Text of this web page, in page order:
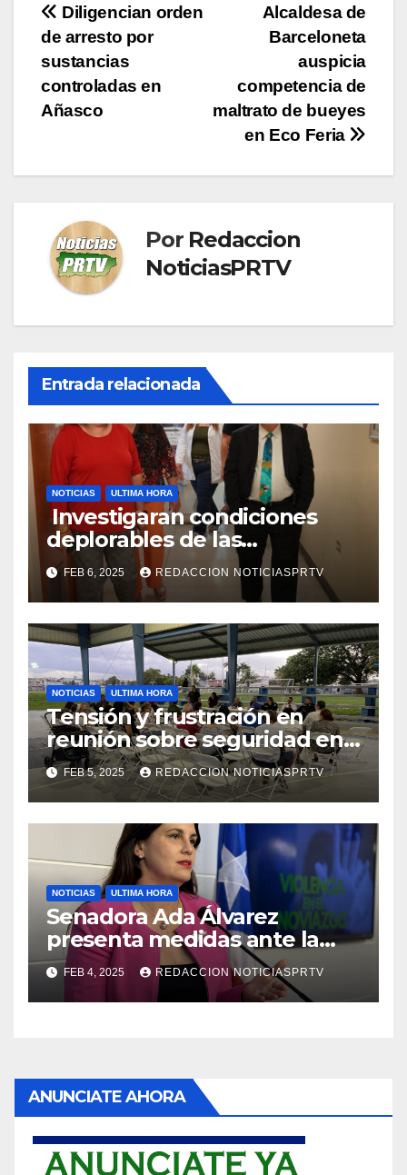
Navegación
de
entradas
Alcaldesa de
Barceloneta
auspicia
competencia de
maltrato de bueyes
en Eco Feria
Diligencian orden
de arresto por
sustancias
controladas en
Añasco
Por Redaccion
NoticiasPRTV
Entrada relacionada
NOTICIAS ULTIMA HORA
Investigaran condiciones
deplorables de las
facilidades el Departamento
de la Salud en Mayagüez
FEB 6, 2025 REDACCION NOTICIASPRTV
NOTICIAS ULTIMA HORA
Tensión y frustración en
reunión sobre seguridad en
Reparto Metropolitano
FEB 5, 2025 REDACCION NOTICIASPRTV
NOTICIAS ULTIMA HORA
Senadora Ada Álvarez
presenta medidas ante la
violencia en el noviazgo
FEB 4, 2025 REDACCION NOTICIASPRTV
ANUNCIATE AHORA